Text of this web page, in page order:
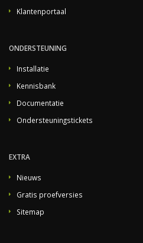
Klantenportaal
ONDERSTEUNING
Installatie
Kennisbank
Documentatie
Ondersteuningstickets
EXTRA
Nieuws
Gratis proefversies
Sitemap